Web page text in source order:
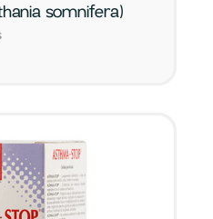
somnifera)